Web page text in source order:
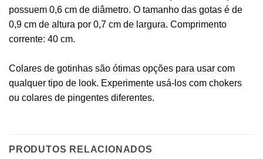
possuem 0,6 cm de diâmetro. O tamanho das gotas é de
0,9 cm de altura por 0,7 cm de largura. Comprimento
corrente: 40 cm.
Colares de gotinhas são ótimas opções para usar com
qualquer tipo de look. Experimente usá-los com chokers
ou colares de pingentes diferentes.
PRODUTOS RELACIONADOS